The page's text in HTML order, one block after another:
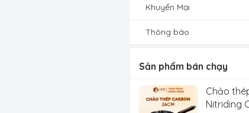
Khuyến Mại
Thông báo
Sản phẩm bán chạy
Chảo
Nitriding